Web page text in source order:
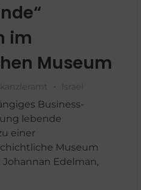
im
Museum
Israel
Business-
lebende
einer
Museum
Edelman,